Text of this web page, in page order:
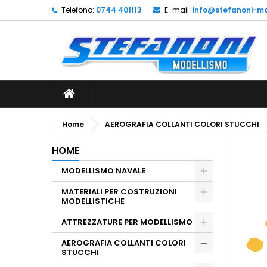
Telefono: 0744 401113 E-mail: info@stefanoni-
Home AEROGRAFIA COLLANTI COLORI STUCCHI
HOME
MODELLISMO NAVALE
MATERIALI PER COSTRUZIONI
MODELLISTICHE
ATTREZZATURE PER MODELLISMO
AEROGRAFIA COLLANTI COLORI
STUCCHI